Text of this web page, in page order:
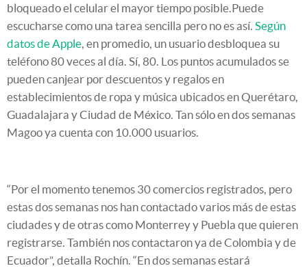
bloqueado el celular el mayor tiempo posible.Puede
escucharse como una tarea sencilla pero no es así. Según
datos de Apple , en promedio, un usuario desbloquea su
teléfono 80 veces al día. Sí, 80. Los puntos acumulados se
pueden canjear por descuentos y regalos en
establecimientos de ropa y música ubicados en Querétaro,
Guadalajara y Ciudad de México. Tan sólo en dos semanas
Magoo ya cuenta con 10.000 usuarios.
“Por el momento tenemos 30 comercios registrados, pero
estas dos semanas nos han contactado varios más de estas
ciudades y de otras como Monterrey y Puebla que quieren
registrarse. También nos contactaron ya de Colombia y de
Ecuador”, detalla Rochín. “En dos semanas estará